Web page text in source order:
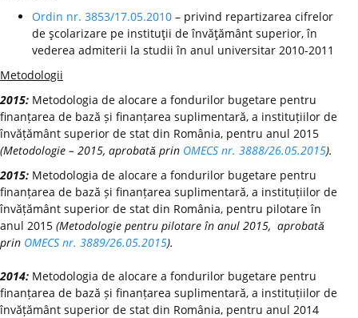
Ordin nr. 3853/17.05.2010 – privind repartizarea cifrelor
de şcolarizare pe instituţii de învăţământ superior, în
vederea admiterii la studii în anul universitar 2010-2011
Metodologii
2015: Metodologia de alocare a fondurilor bugetare pentru
finanțarea de bază și finanțarea suplimentară, a instituțiilor de
învățământ superior de stat din România, pentru anul 2015
(Metodologie – 2015, aprobată prin OMECS nr. 3888/26.05.2015).
2015: Metodologia de alocare a fondurilor bugetare pentru
finanțarea de bază și finanțarea suplimentară, a instituțiilor de
învățământ superior de stat din România, pentru pilotare în
anul 2015 (Metodologie pentru pilotare în anul 2015, aprobată
prin OMECS nr. 3889/26.05.2015).
2014: Metodologia de alocare a fondurilor bugetare pentru
finanțarea de bază și finanțarea suplimentară, a instituțiilor de
învățământ superior de stat din România, pentru anul 2014